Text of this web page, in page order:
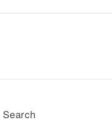
Search